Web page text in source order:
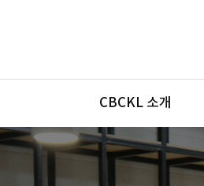
메뉴
CBCKL 소개